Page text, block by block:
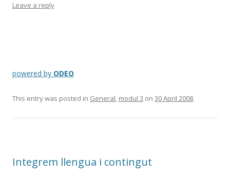
Leave a reply
powered by ODEO
This entry was posted in General, modul 3 on 30 April 2008.
Integrem llengua i contingut